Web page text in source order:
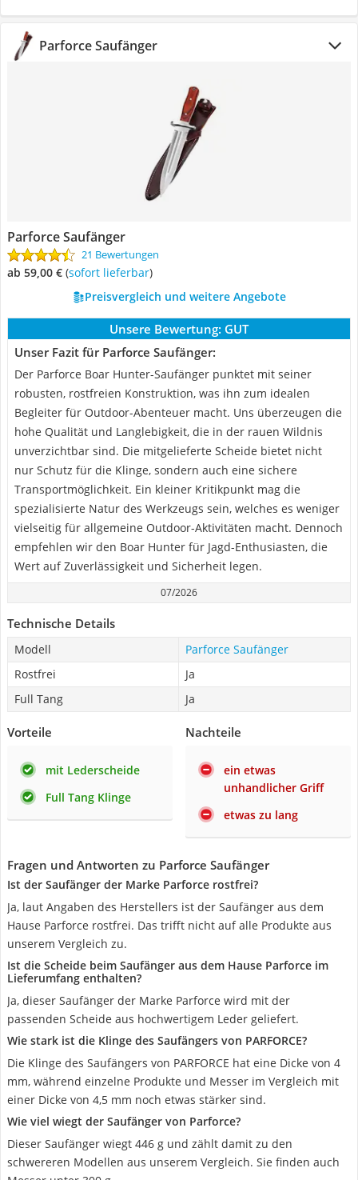
Parforce Saufänger
Parforce Saufänger
21 Bewertungen
ab 59,00 € ( Sofort lieferbar)
Preisvergleich und weitere Angebote
Unsere Bewertung: GUT
Unser Fazit für Parforce Saufänger:
Der Parforce Boar Hunter-Saufänger punktet mit seiner
robusten, rostfreien Konstruktion, was ihn zum idealen
Begleiter für Outdoor-Abenteuer macht. Uns überzeugen die
hohe Qualität und Langlebigkeit, die in der rauen Wildnis
unverzichtbar sind. Die mitgelieferte Scheide bietet nicht
nur Schutz für die Klinge, sondern auch eine sichere
Transportmöglichkeit. Ein kleiner Kritikpunkt mag die
spezialisierte Natur des Werkzeugs sein, welches es weniger
vielseitig für allgemeine Outdoor-Aktivitäten macht. Dennoch
empfehlen wir den Boar Hunter für Jagd-Enthusiasten, die
Wert auf Zuverlässigkeit und Sicherheit legen.
07/2026
Technische Details
Modell
Parforce Saufänger
Rostfrei
Ja
Full Tang
Ja
Vorteile
mit Lederscheide
Full Tang Klinge
Nachteile
ein etwas
unhandlicher Griff
etwas zu lang
Fragen und Antworten zu Parforce Saufänger
Ist der Saufänger der Marke Parforce rostfrei?
Ja, laut Angaben des Herstellers ist der Saufänger aus dem
Hause Parforce rostfrei. Das trifft nicht auf alle Produkte aus
unserem Vergleich zu.
Ist die Scheide beim Saufänger aus dem Hause Parforce im
Lieferumfang enthalten?
Ja, dieser Saufänger der Marke Parforce wird mit der
passenden Scheide aus hochwertigem Leder geliefert.
Wie stark ist die Klinge des Saufängers von PARFORCE?
Die Klinge des Saufängers von PARFORCE hat eine Dicke von 4
mm, während einzelne Produkte und Messer im Vergleich mit
einer Dicke von 4,5 mm noch etwas stärker sind.
Wie viel wiegt der Saufänger von Parforce?
Dieser Saufänger wiegt 446 g und zählt damit zu den
schwereren Modellen aus unserem Vergleich. Sie finden auch